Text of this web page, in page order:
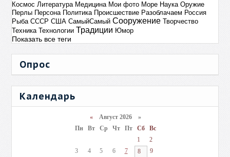
Космос Литература Медицина Мои фото Море Наука Оружие
Перлы Персона Политика Происшествие Разоблачаем Россия
Рыба СССР США СамыйСамый Сооружение Творчество
Техника Технологии Традиции Юмор
Показать все теги
Опрос
Календарь
«Август 2026 »
Пн
Вт Ср Чт Пт Сб
Вс
1
2
3
4 5 6 7 8 9